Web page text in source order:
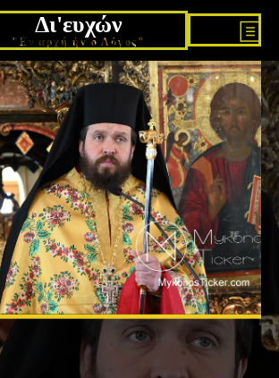
Δι'ευχών
"Εν αρχή ήν ο Λόγος"